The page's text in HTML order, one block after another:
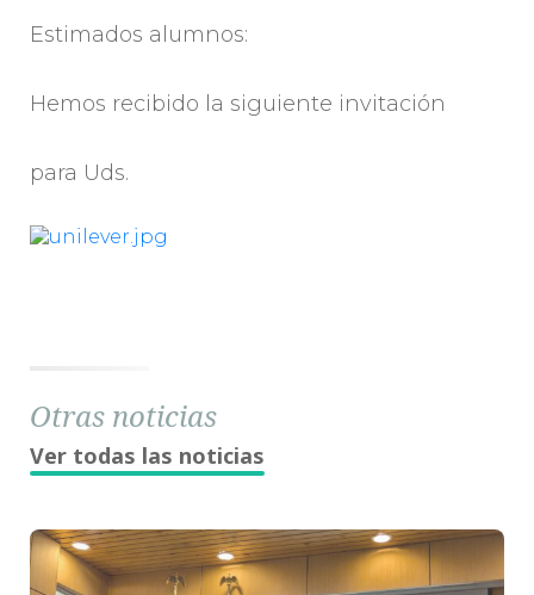
Estimados alumnos:
Hemos recibido la siguiente invitación
para Uds.
Otras noticias
Ver todas las noticias